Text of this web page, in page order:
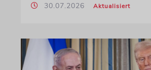
30.07.2026 Aktualisiert